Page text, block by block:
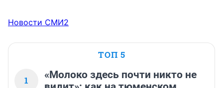
Новости СМИ2
ТОП 5
1
«Молоко здесь почти никто не